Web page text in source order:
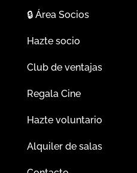
🔒Área Socios
Hazte socio
Club de ventajas
Regala Cine
Hazte voluntario
Alquiler de salas